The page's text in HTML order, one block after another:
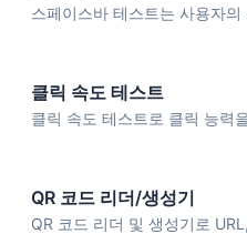
스페이스바 테스트는 사용자의
클릭 속도 테스트
클릭 속도 테스트로 클릭 능력
QR 코드 리더/생성기
QR 코드 리더 및 생성기로